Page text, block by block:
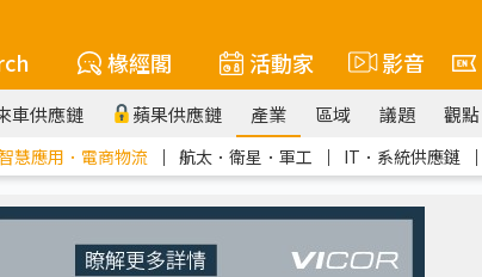
椽經閣 活動家 影音
車供應鏈 蘋果供應鏈 產業 區域 議題 觀點
慧應用．電商物流 ｜ 航太．衛星．軍工 ｜ IT．系統供應鏈 ｜